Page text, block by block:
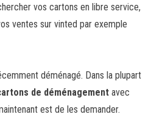
vos cartons en libre service,
ventes sur vinted par exemple
déménagé. Dans la plupart
de déménagement avec
est de les demander.